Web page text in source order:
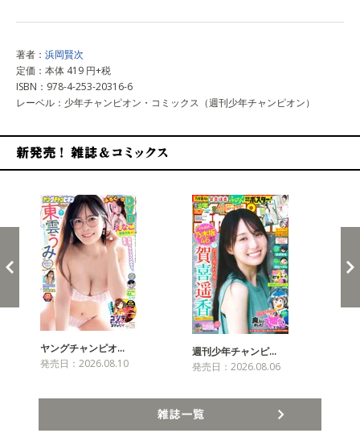
著者： 浜岡賢次
定価：本体 419 円+税
ISBN：978-4-253-20316-6
レーベル：少年チャンピオン・コミックス（週刊少年チャンピオン）
ヤングチャンピオ…
発売日：2026.08.10
週刊少年チャンピ…
発売日：2026.08.06